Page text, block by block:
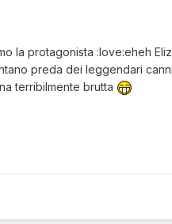
la protagonista :love:eheh
preda dei leggendari
terribilmente brutta